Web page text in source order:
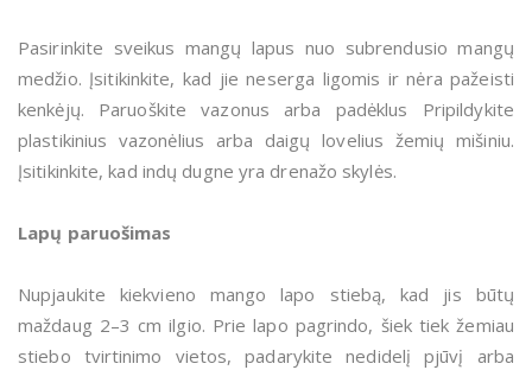
Pasirinkite sveikus mangų lapus nuo subrendusio mangų
medžio. Įsitikinkite, kad jie neserga ligomis ir nėra pažeisti
kenkėjų. Paruoškite vazonus arba padėklus Pripildykite
plastikinius vazonėlius arba daigų lovelius žemių mišiniu.
Įsitikinkite, kad indų dugne yra drenažo skylės.
Lapų paruošimas
Nupjaukite kiekvieno mango lapo stiebą, kad jis būtų
maždaug 2–3 cm ilgio. Prie lapo pagrindo, šiek tiek žemiau
stiebo tvirtinimo vietos, padarykite nedidelį pjūvį arba